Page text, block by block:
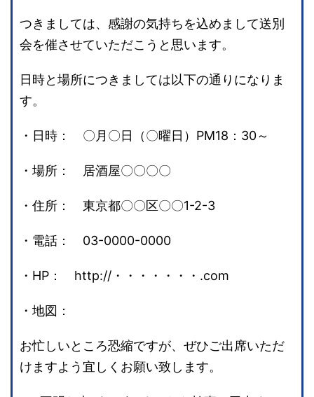
つきましては、感謝の気持ちを込めまして送別
会を催させていただこうと思います。
日時と場所につきましては以下の通りになりま
す。
・日時： 〇月〇日（〇曜日）PM18：30～
・場所： 居酒屋〇〇〇〇
・住所： 東京都〇〇区〇〇1-2-3
・電話： 03-0000-0000
・HP： http://・・・・・・・.com
・地図：
お忙しいところ恐縮ですが、ぜひご出席いただ
けますよう宜しくお願い致します。